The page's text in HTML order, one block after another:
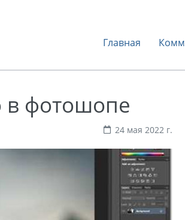
Главная
в фотошопе
24 мая 2022 г.